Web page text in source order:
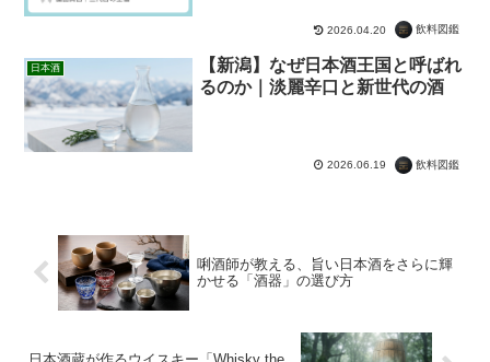
2026.04.20 飲料図鑑
日本酒
【新潟】なぜ日本酒王国と呼ばれ
るのか｜淡麗辛口と新世代の酒
2026.06.19 飲料図鑑
唎酒師が教える、旨い日本酒をさらに輝
かせる「酒器」の選び方